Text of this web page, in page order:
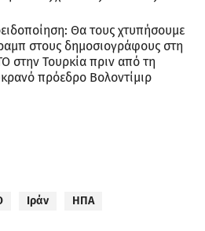
Θα τους χτυπήσουμε
στους δημοσιογράφους στη
στην Τουρκία πριν από τη
πρόεδρο Βολοντίμιρ
Ιράν ΗΠΑ